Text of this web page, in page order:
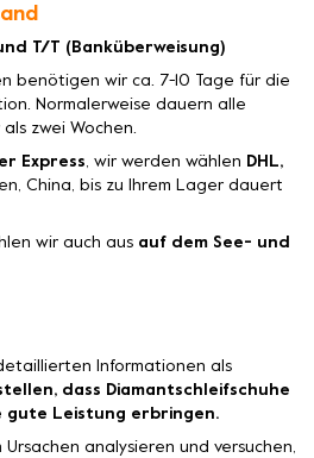
T/T (Banküberweisung)
benötigen wir ca. 7-10 Tage für die
Normalerweise dauern alle
zwei Wochen.
Express, wir werden wählen DHL,
China, bis zu Ihrem Lager dauert
wir auch aus auf dem See- und
Informationen als
dass Diamantschleifschuhe
gute Leistung erbringen.
analysieren und versuchen,